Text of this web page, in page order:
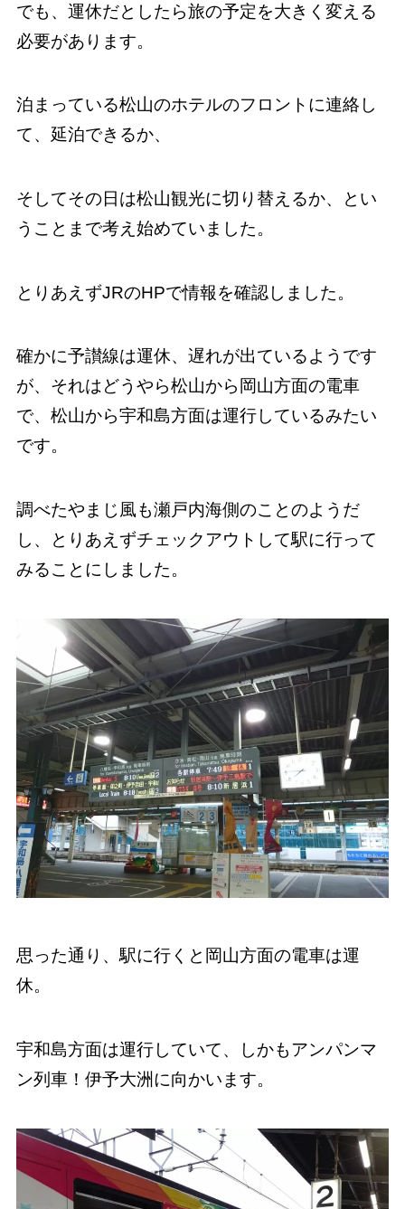
でも、運休だとしたら旅の予定を大きく変える
必要があります。
泊まっている松山のホテルのフロントに連絡し
て、延泊できるか、
そしてその日は松山観光に切り替えるか、とい
うことまで考え始めていました。
とりあえずJRのHPで情報を確認しました。
確かに予讃線は運休、遅れが出ているようです
が、それはどうやら松山から岡山方面の電車
で、松山から宇和島方面は運行しているみたい
です。
調べたやまじ風も瀬戸内海側のことのようだ
し、とりあえずチェックアウトして駅に行って
みることにしました。
思った通り、駅に行くと岡山方面の電車は運
休。
宇和島方面は運行していて、しかもアンパンマ
ン列車！伊予大洲に向かいます。